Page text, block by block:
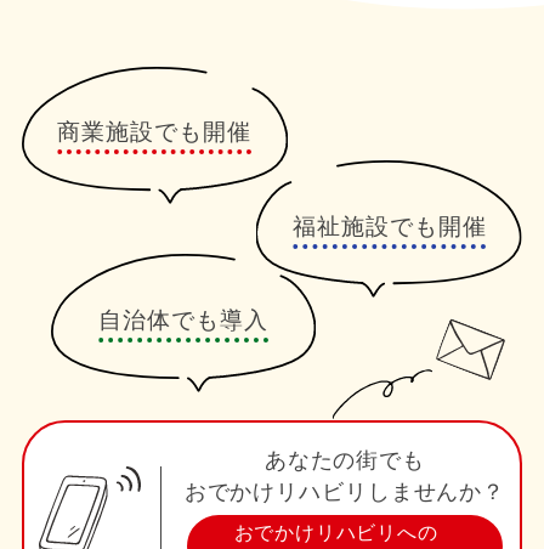
商業施設でも開催
福祉施設でも開催
自治体でも導入
あなたの街でも
おでかけリハビリしませんか？
おでかけリハビリへの